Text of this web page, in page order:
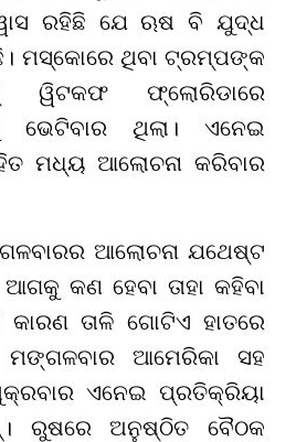
ରହିଛି ଯେ ଋଷ ବି ଯୁଦ୍ଧ
ମସ୍କୋରେ ଥିବା ଟ୍ରମ୍ପଙ୍କ
ୱିଟକଫ ଫ୍ଲୋରିଡାରେ
ଥିଲା। ଏନେଇ
ମଧ୍ୟ ଆଲୋଚନା କରିବାର
ଆଲୋଚନା ଯଥେଷ୍ଟ
କଣ ହେବା ତାହା କହିବା
ତାଳି ଗୋଟିଏ ହାତରେ
ମଙ୍ଗଳବାର ଆମେରିକା ସହ
ଏନେଇ ପ୍ରତିକ୍ରିୟା
ରୁଷରେ ଅନୁଷ୍ଠିତ ବୈଠକ